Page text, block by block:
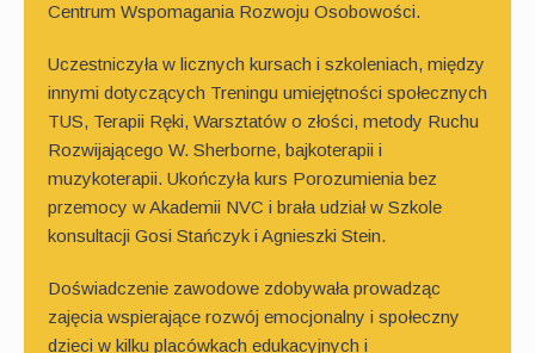
Centrum Wspomagania Rozwoju Osobowości.
Uczestniczyła w licznych kursach i szkoleniach, między
innymi dotyczących Treningu umiejętności społecznych
TUS, Terapii Ręki, Warsztatów o złości, metody Ruchu
Rozwijającego W. Sherborne, bajkoterapii i
muzykoterapii. Ukończyła kurs Porozumienia bez
przemocy w Akademii NVC i brała udział w Szkole
konsultacji Gosi Stańczyk i Agnieszki Stein.
Doświadczenie zawodowe zdobywała prowadząc
zajęcia wspierające rozwój emocjonalny i społeczny
dzieci w kilku placówkach edukacyjnych i